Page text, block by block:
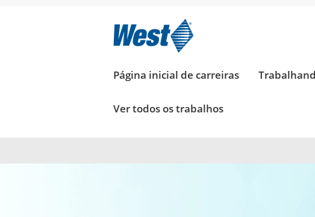
Página inicial de carreiras
Ver todos os trabalhos
TECNOLOGIA DA INFORMAÇÃO